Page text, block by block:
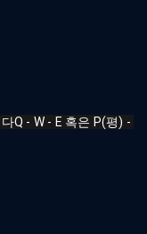
Q - W - E 혹은 P(평) -